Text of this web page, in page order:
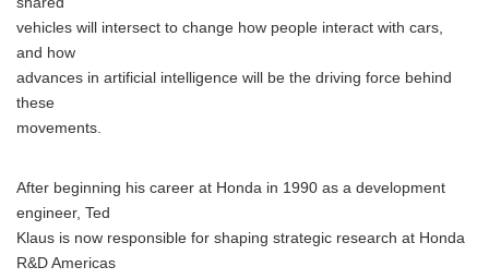
vehicles will intersect to change how people interact with cars,
and how
advances in artificial intelligence will be the driving force behind
these
movements.
After beginning his career at Honda in 1990 as a development
engineer, Ted
Klaus is now responsible for shaping strategic research at Honda
R&D Americas